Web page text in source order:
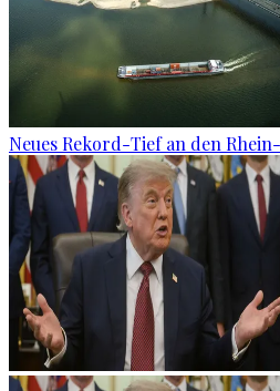
Neues Rekord-Tief an den